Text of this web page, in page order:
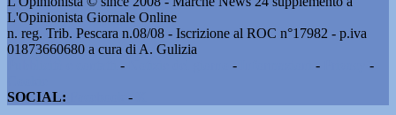
L'Opinionista Giornale Online
n. reg. Trib. Pescara n.08/08 - Iscrizione al ROC n°17982 - p.iva
01873660680 a cura di A. Gulizia
- - -
-
SOCIAL:
-